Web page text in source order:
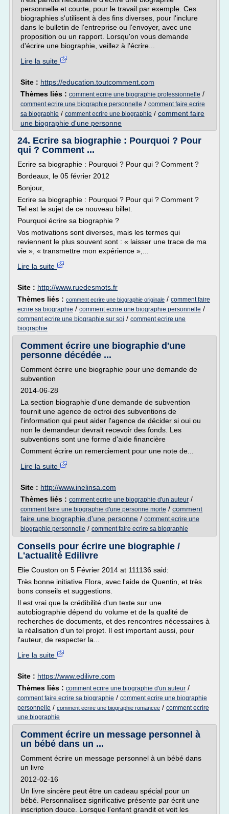
personnelle et courte, pour le travail par exemple. Ces
biographies s'utilisent à des fins diverses, pour l'inclure
dans le bulletin de l'entreprise ou l'envoyer, avec une
proposition ou un rapport. Lorsqu'on vous demande
d'écrire une biographie, veillez à l'écrire...
Lire la suite
Site : https://education.toutcomment.com
Thèmes liés : comment ecrire une biographie professionnelle /
comment ecrire une biographie personnelle / comment faire ecrire
sa biographie / comment ecrire une biographie / comment faire
une biographie d'une personne
24. Ecrire sa biographie : Pourquoi ? Pour
qui ? Comment ...
Ecrire sa biographie : Pourquoi ? Pour qui ? Comment ?
Bordeaux, le 05 février 2012
Bonjour,
Ecrire sa biographie : Pourquoi ? Pour qui ? Comment ?
Tel est le sujet de ce nouveau billet.
Pourquoi écrire sa biographie ?
Vos motivations sont diverses, mais les termes qui
reviennent le plus souvent sont : « laisser une trace de ma
vie », « transmettre mon expérience »,...
Lire la suite
Site : http://www.ruedesmots.fr
Thèmes liés : comment ecrire une biographie originale / comment faire
ecrire sa biographie / comment ecrire une biographie personnelle /
comment ecrire une biographie sur soi / comment ecrire une
biographie
Comment écrire une biographie d'une
personne décédée ...
Comment écrire une biographie pour une demande de
subvention
2014-06-28
La section biographie d'une demande de subvention
fournit une agence de octroi des subventions de
l'information qui peut aider l'agence de décider si oui ou
non le demandeur devrait recevoir des fonds. Les
subventions sont une forme d'aide financière
Comment écrire un remerciement pour une note de...
Lire la suite
Site : http://www.inelinsa.com
Thèmes liés : comment ecrire une biographie d'un auteur /
comment faire une biographie d'une personne morte / comment
faire une biographie d'une personne / comment ecrire une
biographie personnelle / comment faire ecrire sa biographie
Conseils pour écrire une biographie /
L'actualité Edilivre
Elie Couston on 5 Février 2014 at 111136 said:
Très bonne initiative Flora, avec l'aide de Quentin, et très
bons conseils et suggestions.
Il est vrai que la crédibilité d'un texte sur une
autobiographie dépend du volume et de la qualité de
recherches de documents, et des rencontres nécessaires à
la réalisation d'un tel projet. Il est important aussi, pour
l'auteur, de respecter la...
Lire la suite
Site : https://www.edilivre.com
Thèmes liés : comment ecrire une biographie d'un auteur /
comment faire ecrire sa biographie / comment ecrire une biographie
personnelle / comment ecrire une biographie romancee / comment ecrire
une biographie
Comment écrire un message personnel à
un bébé dans un ...
Comment écrire un message personnel à un bébé dans
un livre
2012-02-16
Un livre sincère peut être un cadeau spécial pour un
bébé. Personnalisez significative présente par écrit une
inscription douce. Lorsque l'enfant grandit et voit les